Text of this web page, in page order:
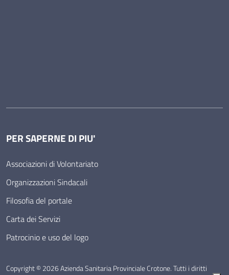
PER SAPERNE DI PIU'
Associazioni di Volontariato
Organizzazioni Sindacali
Filosofia del portale
Carta dei Servizi
Patrocinio e uso del logo
Copyright © 2026 Azienda Sanitaria Provinciale Crotone. Tutti i diritti